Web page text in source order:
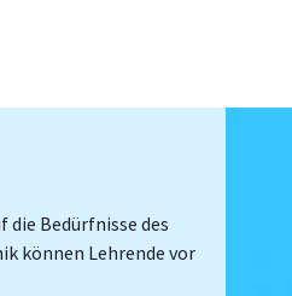
Bedürfnisse des
können Lehrende vor